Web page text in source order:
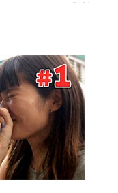
して～」や「英語